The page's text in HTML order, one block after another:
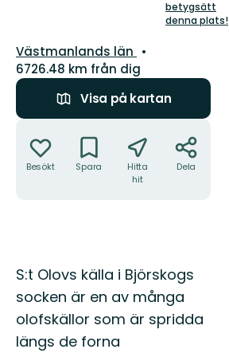
5
stjärnor
betygsätt
denna plats!
Län:
Västmanlands län
6726.48 km från dig
Visa på kartan
Besökt Spara
Hitta
hit
Dela
Beskrivning
S:t Olovs källa i Björskogs
socken är en av många
olofskällor som är spridda
längs de forna